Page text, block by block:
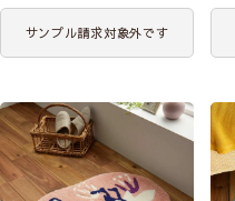
サンプル請求対象外です